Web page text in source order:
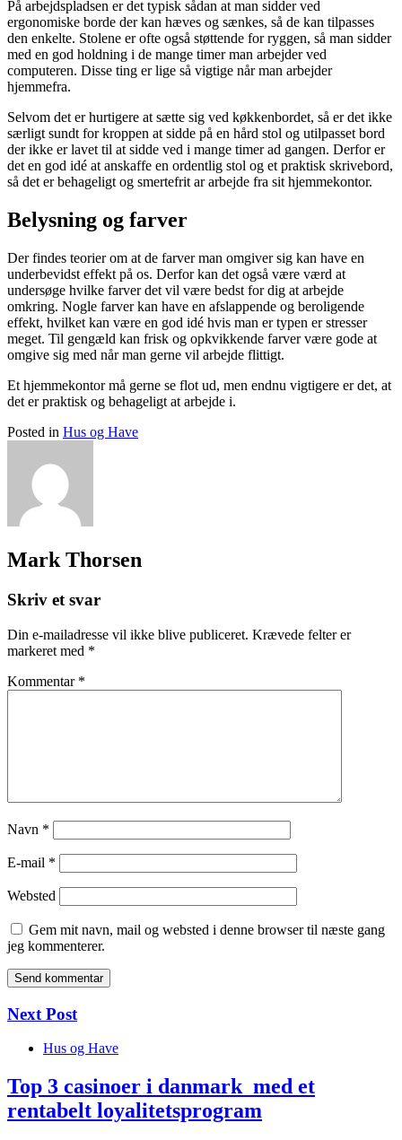
På arbejdspladsen er det typisk sådan at man sidder ved
ergonomiske borde der kan hæves og sænkes, så de kan tilpasses
den enkelte. Stolene er ofte også støttende for ryggen, så man sidder
med en god holdning i de mange timer man arbejder ved
computeren. Disse ting er lige så vigtige når man arbejder
hjemmefra.
Selvom det er hurtigere at sætte sig ved køkkenbordet, så er det ikke
særligt sundt for kroppen at sidde på en hård stol og utilpasset bord
der ikke er lavet til at sidde ved i mange timer ad gangen. Derfor er
det en god idé at anskaffe en ordentlig stol og et praktisk skrivebord,
så det er behageligt og smertefrit ar arbejde fra sit hjemmekontor.
Belysning og farver
Der findes teorier om at de farver man omgiver sig kan have en
underbevidst effekt på os. Derfor kan det også være værd at
undersøge hvilke farver det vil være bedst for dig at arbejde
omkring. Nogle farver kan have en afslappende og beroligende
effekt, hvilket kan være en god idé hvis man er typen er stresser
meget. Til gengæld kan frisk og opkvikkende farver være gode at
omgive sig med når man gerne vil arbejde flittigt.
Et hjemmekontor må gerne se flot ud, men endnu vigtigere er det, at
det er praktisk og behageligt at arbejde i.
Posted in Hus og Have
Mark Thorsen
Skriv et svar
Din e-mailadresse vil ikke blive publiceret. Krævede felter er
markeret med *
Kommentar *
Navn *
E-mail *
Websted
Gem mit navn, mail og websted i denne browser til næste gang
jeg kommenterer.
Next Post
Hus og Have
Top 3 casinoer i danmark med et
rentabelt loyalitetsprogram